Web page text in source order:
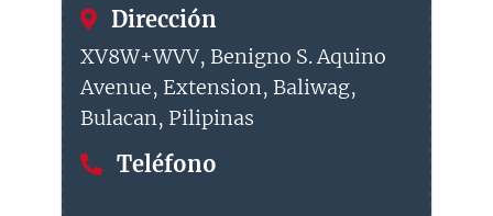
Dirección
XV8W+WVV, Benigno S. Aquino
Avenue, Extension, Baliwag,
Bulacan, Pilipinas
Teléfono